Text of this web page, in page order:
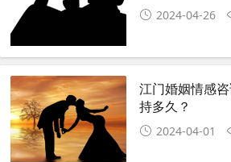
2024-04-26
江门婚姻情感
持多久？
2024-04-01